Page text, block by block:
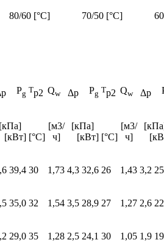
80/60 [°C] 70/50 [°C]
Pg Tp2 Qw Δp Pg Tp2 Qw Δp
[кПа]
[кВт] [°C]
[м3/
ч]
[кПа]
[кВт] [°C]
[м3/
ч]
39,4 30 1,73 4,3 32,6 26 1,43 3,2
35,0 32 1,54 3,5 28,9 27 1,27 2,6
29,0 35 1,28 2,5 24,1 30 1,05 1,9